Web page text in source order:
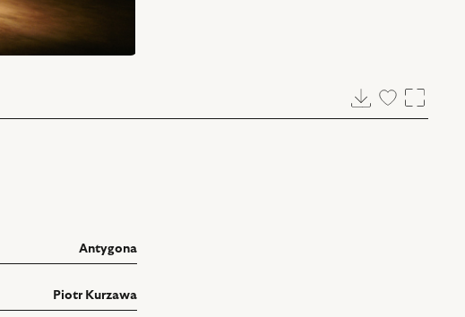
Pobierz
Dodaj
Antygona
Piotr Kurzawa